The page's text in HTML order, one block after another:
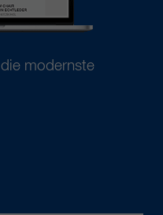
modernste